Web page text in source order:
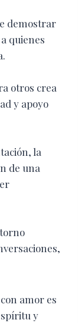
demostrar
quienes
otros crea
y apoyo
la
de una
amor es
y